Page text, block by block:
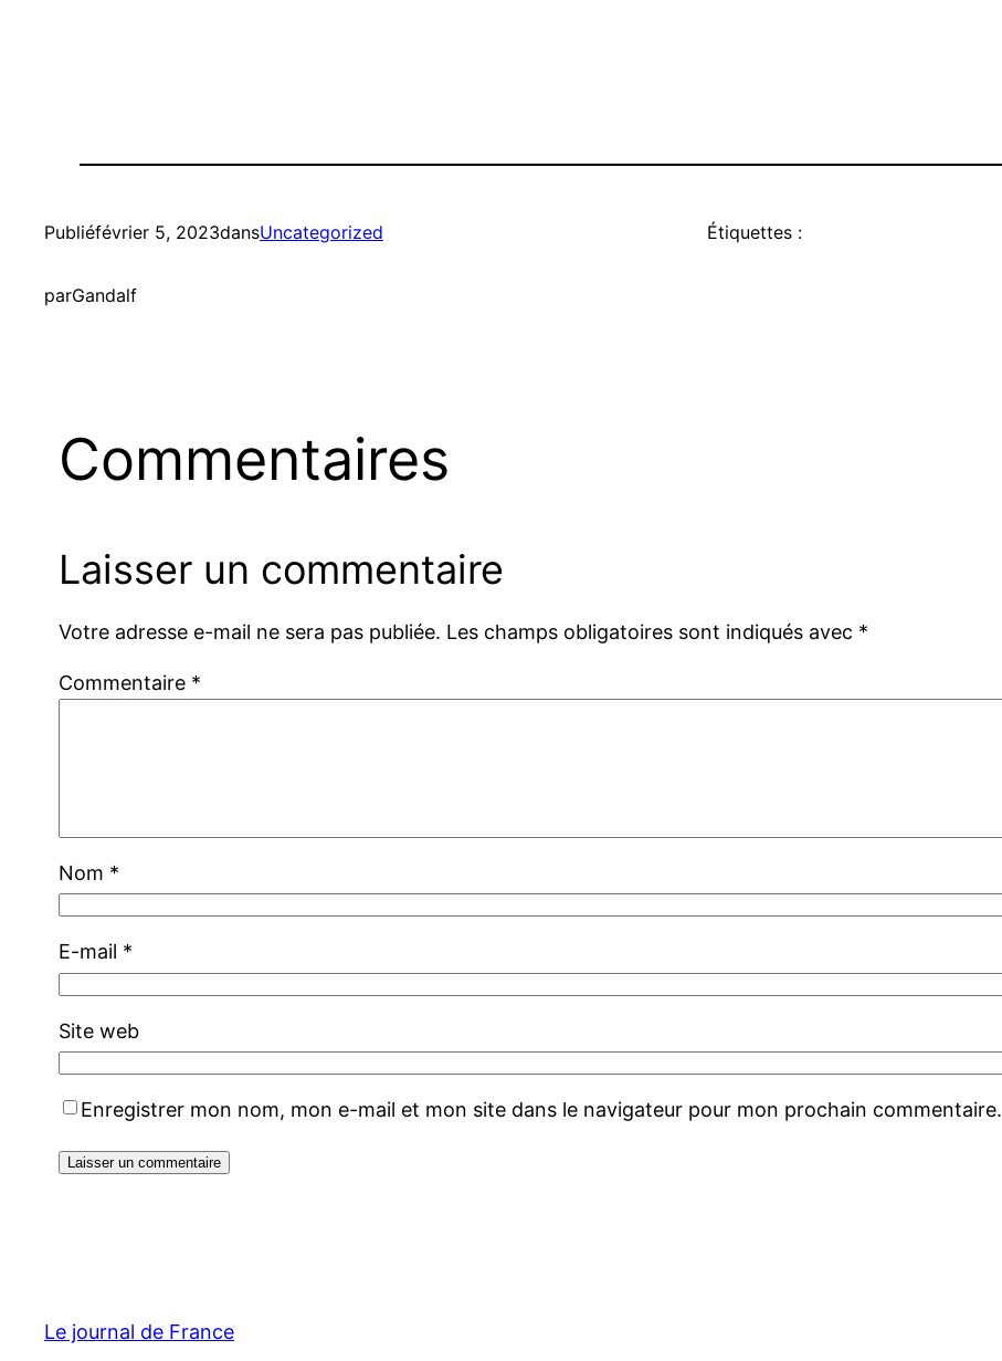
Publiéfévrier 5, 2023dansUncategorized
parGandalf
Étiquettes :
Commentaires
Laisser un commentaire
Votre adresse e-mail ne sera pas publiée. Les champs obligatoires sont indiqués avec *
Commentaire *
Nom *
E-mail *
Site web
Enregistrer mon nom, mon e-mail et mon site dans le navigateur pour mon prochain commentaire.
Le journal de France